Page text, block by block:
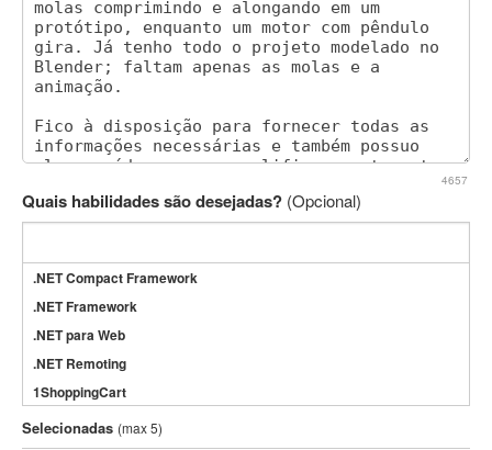
4657
Quais habilidades são desejadas? (Opcional)
.NET Compact Framework
.NET Framework
.NET para Web
.NET Remoting
1ShoppingCart
3DS Max
Selecionadas (max 5)